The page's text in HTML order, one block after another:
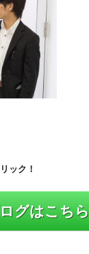
ック！
グはこちら